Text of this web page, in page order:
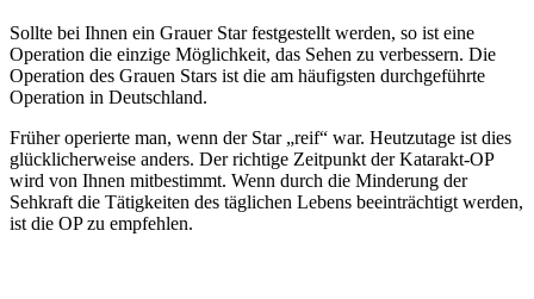
Sollte bei Ihnen ein Grauer Star festgestellt werden, so ist eine
Operation die einzige Möglichkeit, das Sehen zu verbessern. Die
Operation des Grauen Stars ist die am häufigsten durchgeführte
Operation in Deutschland.
Früher operierte man, wenn der Star „reif“ war. Heutzutage ist dies
glücklicherweise anders. Der richtige Zeitpunkt der Katarakt-OP
wird von Ihnen mitbestimmt. Wenn durch die Minderung der
Sehkraft die Tätigkeiten des täglichen Lebens beeinträchtigt werden,
ist die OP zu empfehlen.